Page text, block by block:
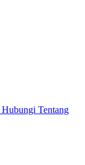
Hubungi Tentang